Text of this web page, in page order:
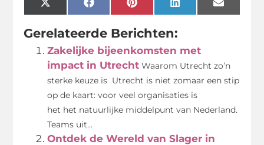
X
(Twitter)
FacebookPinterestLinkedInEmail
Gerelateerde Berichten:
Zakelijke bijeenkomsten met
impact in Utrecht Waarom Utrecht zo’n
sterke keuze is Utrecht is niet zomaar een stip
op de kaart: voor veel organisaties is
het het natuurlijke middelpunt van Nederland.
Teams uit...
Ontdek de Wereld van Slager in